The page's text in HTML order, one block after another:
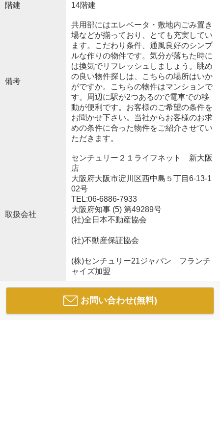
階建 14階建
備考
共用部にはエレベータ・敷地内ごみ置き
場などが揃っており、とても充実してい
ます。こだわり条件、通風良好のシンプ
ルな作りの物件です。気分が落ちた時に
は換気でリフレッシュしましょう。眺め
の良い物件探しは、こちらの場所はいか
がですか。こちらの物件はマンションで
す。周辺に駅が2つあるので電車での移
動が便利です。お客様のご希望の条件を
お聞かせ下さい。当社からお客様のお求
めの条件に合った物件をご紹介させてい
ただきます。
取扱会社
センチュリー２１ライフネット 新大阪
店
大阪府大阪市淀川区西中島５丁目6-13-1
02号
TEL:06-6886-7933
大阪府知事 (5) 第49289号
(社)全日本不動産協会
(社)不動産保証協会
(株)センチュリー21ジャパン フランチ
ャイズ加盟
お問い合わせ(無料)